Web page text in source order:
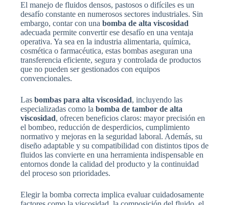
El manejo de fluidos densos, pastosos o difíciles es un
desafío constante en numerosos sectores industriales. Sin
embargo, contar con una bomba de alta viscosidad
adecuada permite convertir ese desafío en una ventaja
operativa. Ya sea en la industria alimentaria, química,
cosmética o farmacéutica, estas bombas aseguran una
transferencia eficiente, segura y controlada de productos
que no pueden ser gestionados con equipos
convencionales.
Las bombas para alta viscosidad, incluyendo las
especializadas como la bomba de tambor de alta
viscosidad, ofrecen beneficios claros: mayor precisión en
el bombeo, reducción de desperdicios, cumplimiento
normativo y mejoras en la seguridad laboral. Además, su
diseño adaptable y su compatibilidad con distintos tipos de
fluidos las convierte en una herramienta indispensable en
entornos donde la calidad del producto y la continuidad
del proceso son prioridades.
Elegir la bomba correcta implica evaluar cuidadosamente